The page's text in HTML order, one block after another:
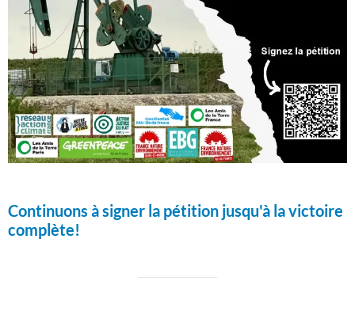
Continuons à signer la pétition jusqu'à la victoire
complète!